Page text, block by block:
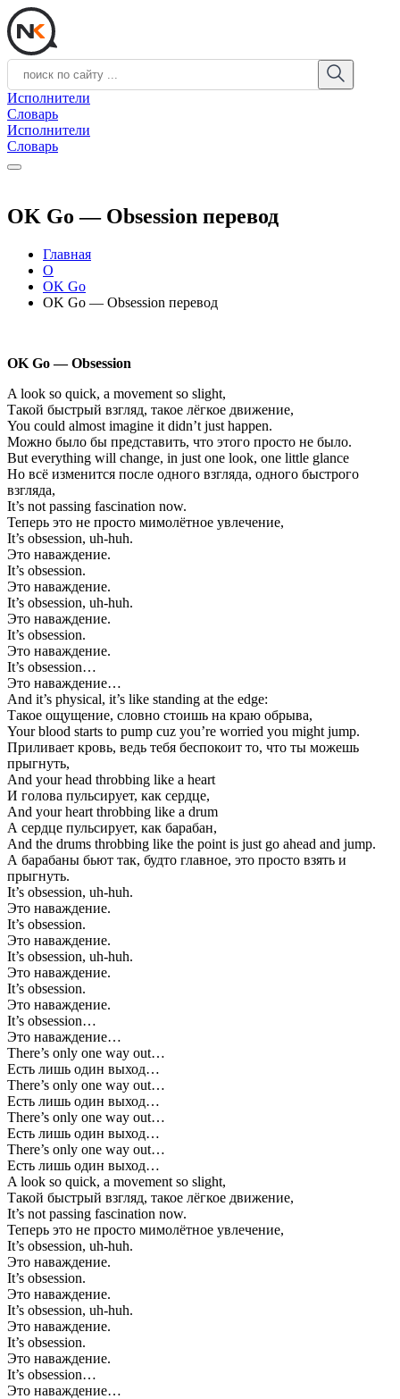
Исполнители
Словарь
Исполнители
Словарь
OK Go — Obsession перевод
Главная
O
OK Go
OK Go — Obsession перевод
OK Go — Obsession
A look so quick, a movement so slight,
Такой быстрый взгляд, такое лёгкое движение,
You could almost imagine it didn’t just happen.
Можно было бы представить, что этого просто не было.
But everything will change, in just one look, one little glance
Но всё изменится после одного взгляда, одного быстрого
взгляда,
It’s not passing fascination now.
Теперь это не просто мимолётное увлечение,
It’s obsession, uh-huh.
Это наваждение.
It’s obsession.
Это наваждение.
It’s obsession, uh-huh.
Это наваждение.
It’s obsession.
Это наваждение.
It’s obsession…
Это наваждение…
And it’s physical, it’s like standing at the edge:
Такое ощущение, словно стоишь на краю обрыва,
Your blood starts to pump cuz you’re worried you might jump.
Приливает кровь, ведь тебя беспокоит то, что ты можешь
прыгнуть,
And your head throbbing like a heart
И голова пульсирует, как сердце,
And your heart throbbing like a drum
А сердце пульсирует, как барабан,
And the drums throbbing like the point is just go ahead and jump.
А барабаны бьют так, будто главное, это просто взять и
прыгнуть.
It’s obsession, uh-huh.
Это наваждение.
It’s obsession.
Это наваждение.
It’s obsession, uh-huh.
Это наваждение.
It’s obsession.
Это наваждение.
It’s obsession…
Это наваждение…
There’s only one way out…
Есть лишь один выход…
There’s only one way out…
Есть лишь один выход…
There’s only one way out…
Есть лишь один выход…
There’s only one way out…
Есть лишь один выход…
A look so quick, a movement so slight,
Такой быстрый взгляд, такое лёгкое движение,
It’s not passing fascination now.
Теперь это не просто мимолётное увлечение,
It’s obsession, uh-huh.
Это наваждение.
It’s obsession.
Это наваждение.
It’s obsession, uh-huh.
Это наваждение.
It’s obsession.
Это наваждение.
It’s obsession…
Это наваждение…